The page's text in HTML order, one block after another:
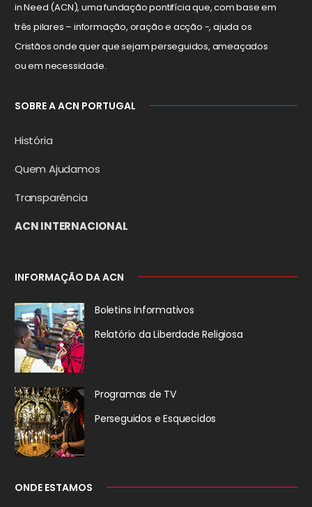
in Need (ACN), uma fundação pontifícia que, com base em
três pilares – informação, oração e acção -, ajuda os
Cristãos onde quer que sejam perseguidos, ameaçados
ou em necessidade.
SOBRE A ACN PORTUGAL
História
Quem Ajudamos
Transparência
ACN INTERNACIONAL
INFORMAÇÃO DA ACN
Boletins Informativos
Relatório da Liberdade Religiosa
Programas de TV
Perseguidos e Esquecidos
ONDE ESTAMOS